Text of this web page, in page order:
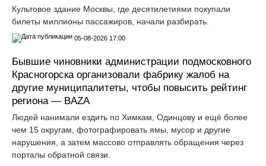
Культовое здание Москвы, где десятилетиями покупали
билеты миллионы пассажиров, начали разбирать.
05-08-2026 17:00
Бывшие чиновники администрации подмосковного
Красногорска организовали фабрику жалоб на
другие муниципалитеты, чтобы повысить рейтинг
региона — BAZA
Людей нанимали ездить по Химкам, Одинцову и ещё более
чем 15 округам, фотографировать ямы, мусор и другие
нарушения, а затем массово отправлять обращения через
порталы обратной связи.